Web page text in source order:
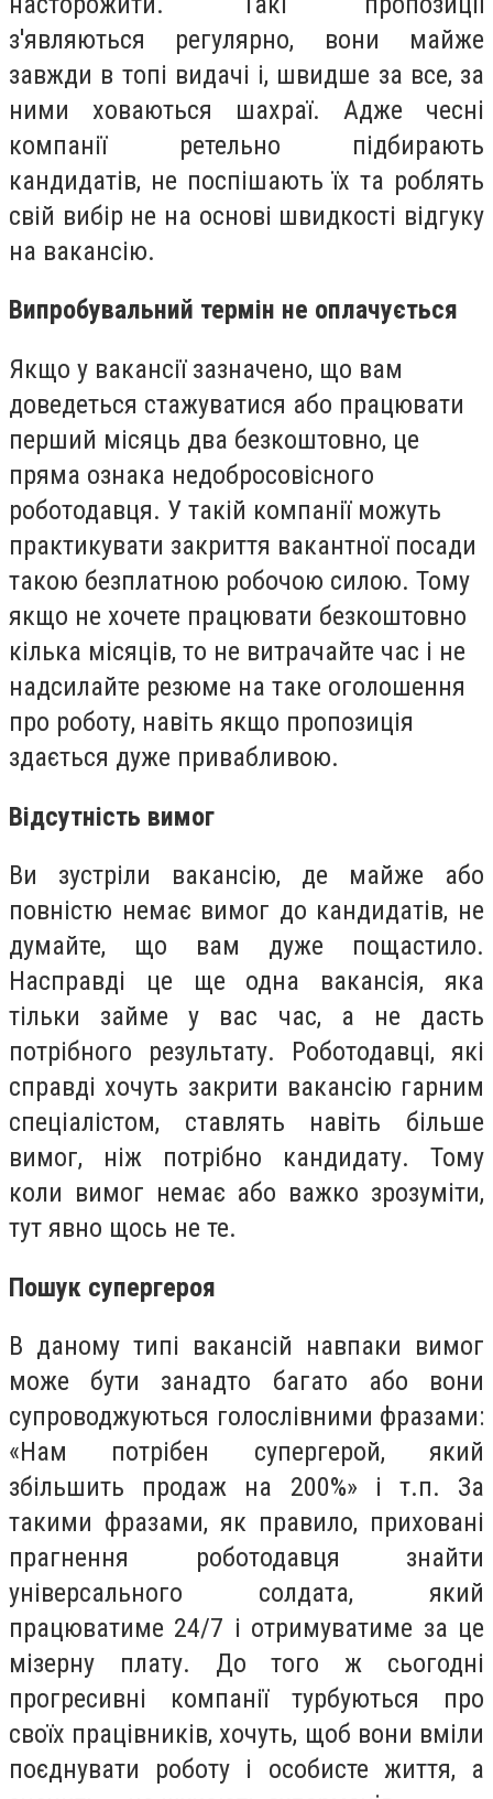
з'являються регулярно, вони майже
завжди в топі видачі і, швидше за все, за
ними ховаються шахраї. Адже чесні
компанії ретельно підбирають
кандидатів, не поспішають їх та роблять
свій вибір не на основі швидкості відгуку
на вакансію.
Випробувальний термін не оплачується
Якщо у вакансії зазначено, що вам
доведеться стажуватися або працювати
перший місяць два безкоштовно, це
пряма ознака недобросовісного
роботодавця. У такій компанії можуть
практикувати закриття вакантної посади
такою безплатною робочою силою. Тому
якщо не хочете працювати безкоштовно
кілька місяців, то не витрачайте час і не
надсилайте резюме на таке оголошення
про роботу, навіть якщо пропозиція
здається дуже привабливою.
Відсутність вимог
Ви зустріли вакансію, де майже або
повністю немає вимог до кандидатів, не
думайте, що вам дуже пощастило.
Насправді це ще одна вакансія, яка
тільки займе у вас час, а не дасть
потрібного результату. Роботодавці, які
справді хочуть закрити вакансію гарним
спеціалістом, ставлять навіть більше
вимог, ніж потрібно кандидату. Тому
коли вимог немає або важко зрозуміти,
тут явно щось не те.
Пошук супергероя
В даному типі вакансій навпаки вимог
може бути занадто багато або вони
супроводжуються голослівними фразами:
«Нам потрібен супергерой, який
збільшить продаж на 200%» і т.п. За
такими фразами, як правило, приховані
прагнення роботодавця знайти
універсального солдата, який
працюватиме 24/7 і отримуватиме за це
мізерну плату. До того ж сьогодні
прогресивні компанії турбуються про
своїх працівників, хочуть, щоб вони вміли
поєднувати роботу і особисте життя, а